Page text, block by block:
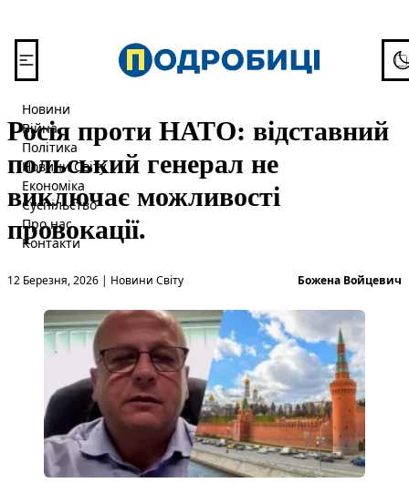
Новини
Війна
Політика
Новини Світу
Економіка
Суспільство
Про нас
Контакти
Росія проти НАТО: відставний
польський генерал не
виключає можливості
провокації.
12 Березня, 2026 |
Опубліковано вНовини Світу Божена Войцевич